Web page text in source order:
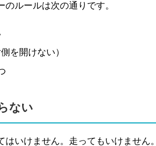
のルールは次の通りです。
を開けない）
ない
はいけません。走ってもいけません。